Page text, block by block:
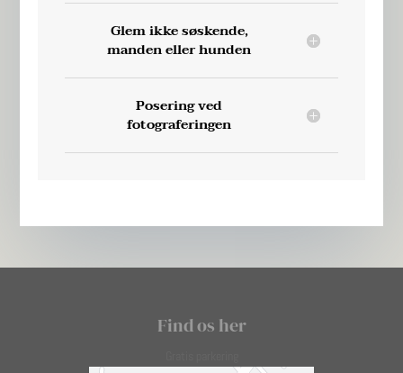
Glem ikke søskende,
manden eller hunden
Posering ved
fotograferingen
Find os her